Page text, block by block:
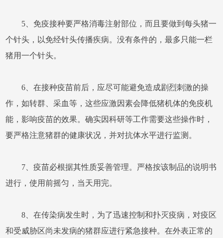
5、免疫接种要严格消毒注射部位，而且要做到每头猪一
个针头，以免经针头传播疾病。没有条件的，最多只能一栏
猪用一个针头。
6、在接种疫苗前后，应尽可能避免造成剧烈刺激的操
作，如转群、采血等，这些应激因素会降低猪机体的免疫机
能，影响疫苗的效果。确实因科研等工作需要这些操作时，
要严格注意猪群的健康状况，并对抗体水平进行监测。
7、疫苗必根据其性质妥善管理。严格按该制品的说明书
进行，使用前摇匀，当天用完。
8、在传染病发生时，为了迅速控制和扑灭疫病，对疫区
和受威胁区尚未发病的猪群应进行紧急接种。在外表正常的